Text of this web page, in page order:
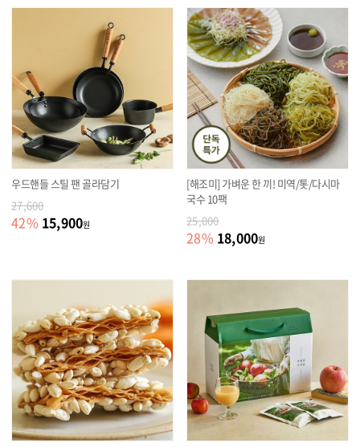
우드핸들 스틸 팬 골라담기
27,600
42% 15,900원
[해조미] 가벼운 한 끼! 미역/톳/다시마
국수 10팩
25,000
28% 18,000원